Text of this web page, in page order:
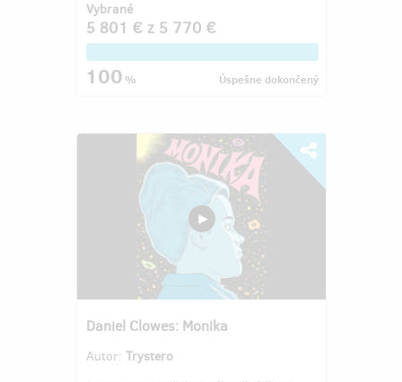
Vybrané
5 801 € z 5 770 €
100% Úspešne dokončený
Daniel Clowes: Monika
Autor: Trystero